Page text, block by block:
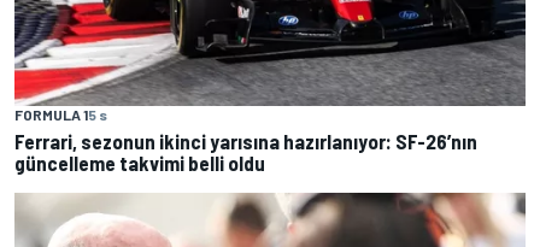
FORMULA 15 s
Ferrari, sezonun ikinci yarısına hazırlanıyor: SF-26’nın
güncelleme takvimi belli oldu